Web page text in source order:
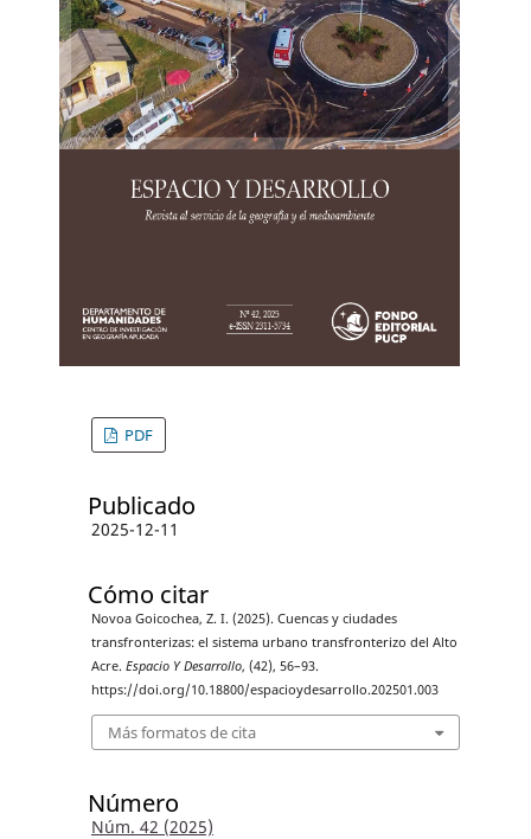
PDF
Publicado
2025-12-11
Cómo citar
Novoa Goicochea, Z. I. (2025). Cuencas y ciudades
transfronterizas: el sistema urbano transfronterizo del Alto
Acre. Espacio Y Desarrollo, (42), 56–93.
https://doi.org/10.18800/espacioydesarrollo.202501.003
Más formatos de cita
Número
Núm. 42 (2025)